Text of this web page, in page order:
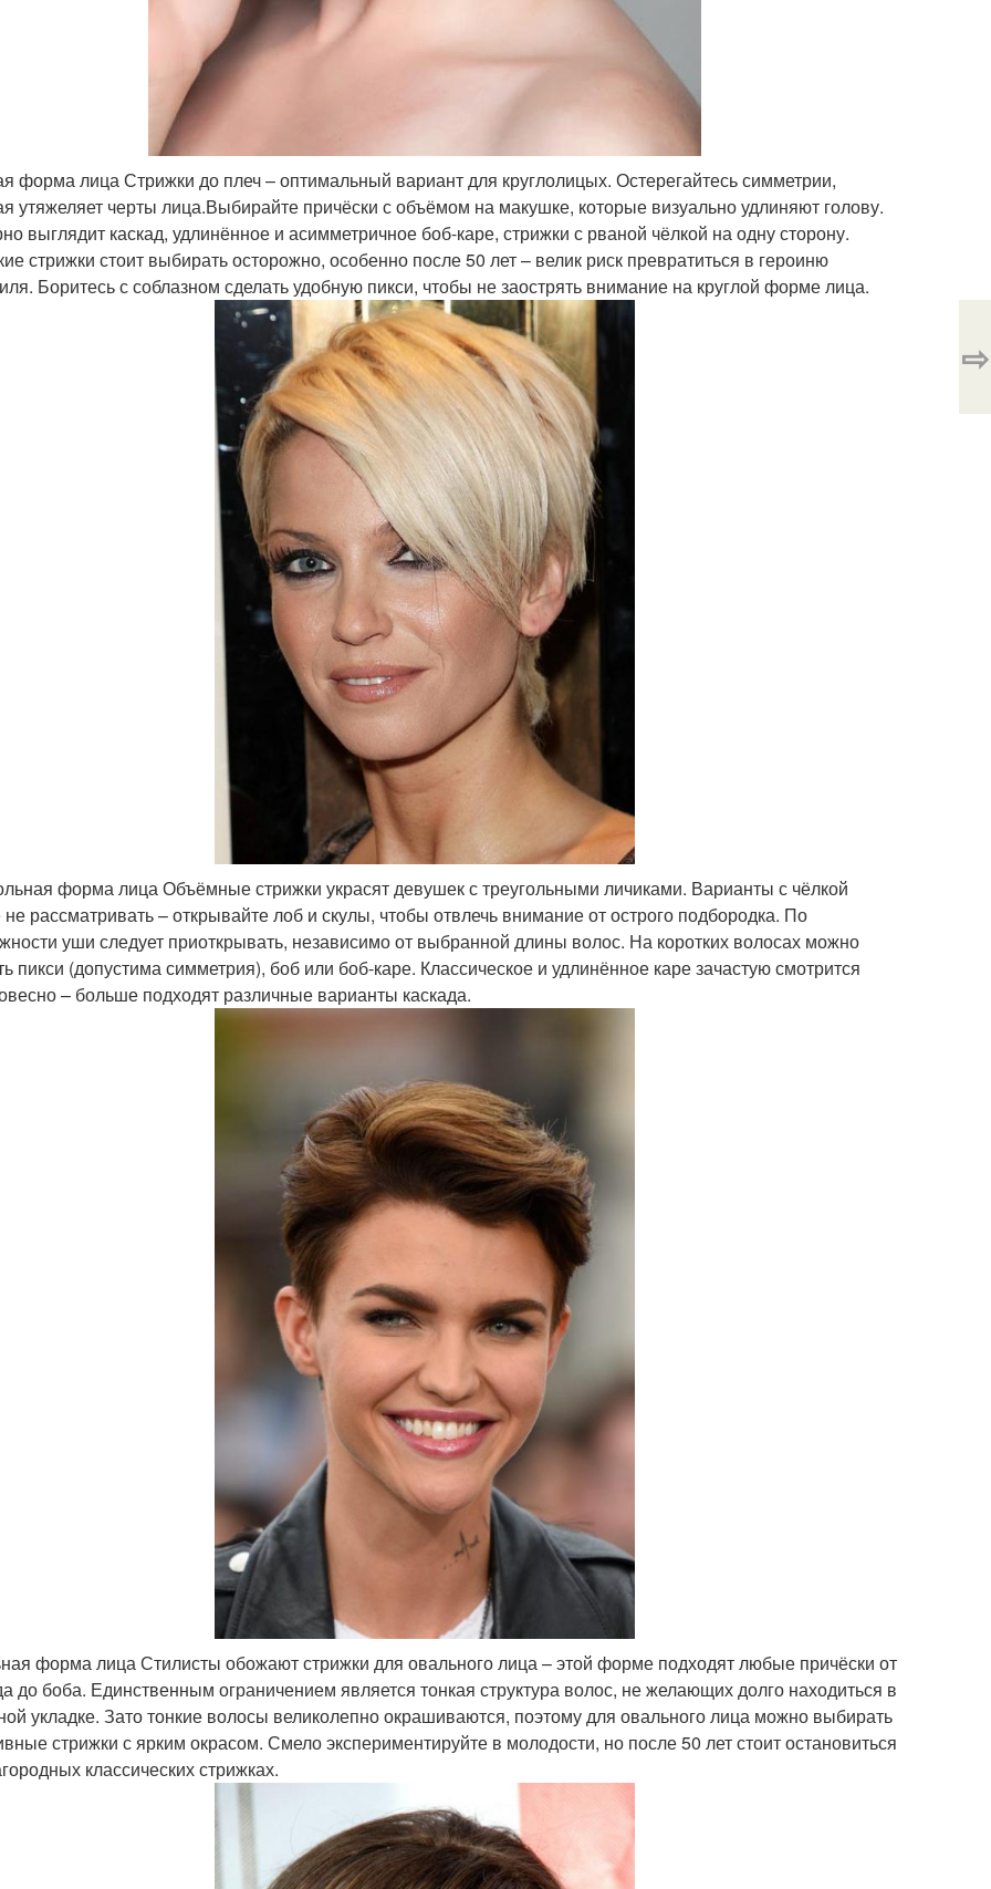
форма лица Стрижки до плеч – оптимальный вариант для круглолицых. Остерегайтесь симметрии,
утяжеляет черты лица.Выбирайте причёски с объёмом на макушке, которые визуально удлиняют голову.
выглядит каскад, удлинённое и асимметричное боб-каре, стрижки с рваной чёлкой на одну сторону.
стрижки стоит выбирать осторожно, особенно после 50 лет – велик риск превратиться в героиню
Боритесь с соблазном сделать удобную пикси, чтобы не заострять внимание на круглой форме лица.
форма лица Объёмные стрижки украсят девушек с треугольными личиками. Варианты с чёлкой
рассматривать – открывайте лоб и скулы, чтобы отвлечь внимание от острого подбородка. По
уши следует приоткрывать, независимо от выбранной длины волос. На коротких волосах можно
пикси (допустима симметрия), боб или боб-каре. Классическое и удлинённое каре зачастую смотрится
– больше подходят различные варианты каскада.
форма лица Стилисты обожают стрижки для овального лица – этой форме подходят любые причёски от
до боба. Единственным ограничением является тонкая структура волос, не желающих долго находиться в
укладке. Зато тонкие волосы великолепно окрашиваются, поэтому для овального лица можно выбирать
стрижки с ярким окрасом. Смело экспериментируйте в молодости, но после 50 лет стоит остановиться
классических стрижках.
⇨